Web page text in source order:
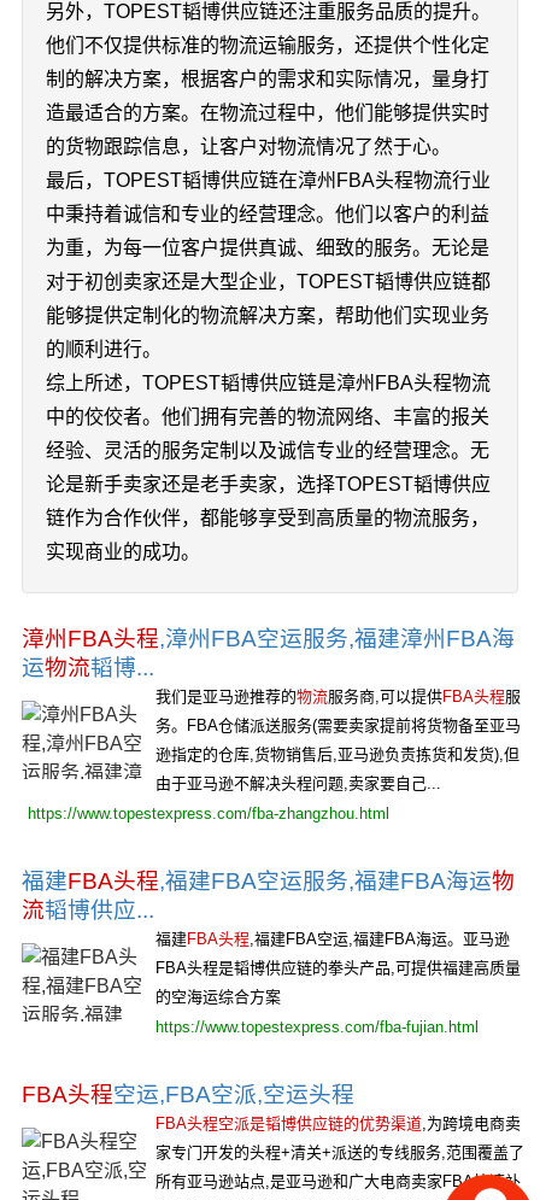
另外，TOPEST韬博供应链还注重服务品质的提升。
他们不仅提供标准的物流运输服务，还提供个性化定
制的解决方案，根据客户的需求和实际情况，量身打
造最适合的方案。在物流过程中，他们能够提供实时
的货物跟踪信息，让客户对物流情况了然于心。
最后，TOPEST韬博供应链在漳州FBA头程物流行业
中秉持着诚信和专业的经营理念。他们以客户的利益
为重，为每一位客户提供真诚、细致的服务。无论是
对于初创卖家还是大型企业，TOPEST韬博供应链都
能够提供定制化的物流解决方案，帮助他们实现业务
的顺利进行。
综上所述，TOPEST韬博供应链是漳州FBA头程物流
中的佼佼者。他们拥有完善的物流网络、丰富的报关
经验、灵活的服务定制以及诚信专业的经营理念。无
论是新手卖家还是老手卖家，选择TOPEST韬博供应
链作为合作伙伴，都能够享受到高质量的物流服务，
实现商业的成功。
漳州FBA头程,漳州FBA空运服务,福建漳州FBA海
运物流韬博...
我们是亚马逊推荐的物流服务商,可以提供FBA头程服
务。FBA仓储派送服务(需要卖家提前将货物备至亚马
逊指定的仓库,货物销售后,亚马逊负责拣货和发货),但
由于亚马逊不解决头程问题,卖家要自己...
https://www.topestexpress.com/fba-zhangzhou.html
福建FBA头程,福建FBA空运服务,福建FBA海运物
流韬博供应...
福建FBA头程,福建FBA空运,福建FBA海运。亚马逊
FBA头程是韬博供应链的拳头产品,可提供福建高质量
的空海运综合方案
https://www.topestexpress.com/fba-fujian.html
FBA头程空运,FBA空派,空运头程
FBA头程空派是韬博供应链的优势渠道,为跨境电商卖
家专门开发的头程+清关+派送的专线服务,范围覆盖了
所有亚马逊站点,是亚马逊和广大电商卖家FBA快速补